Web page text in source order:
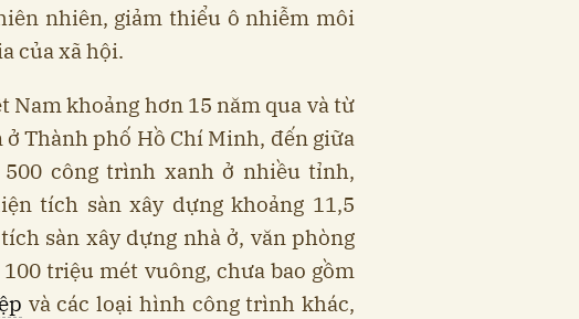
nhiên, giảm thiểu ô nhiễm môi
của xã hội.
khoảng hơn 15 năm qua và từ
Thành phố Hồ Chí Minh, đến giữa
công trình xanh ở nhiều tỉnh,
tích sàn xây dựng khoảng 11,5
sàn xây dựng nhà ở, văn phòng
triệu mét vuông, chưa bao gồm
và các loại hình công trình khác,